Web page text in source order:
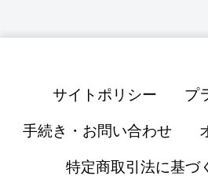
サイトポリシー プ
手続き・お問い合わせ
特定商取引法に基づ